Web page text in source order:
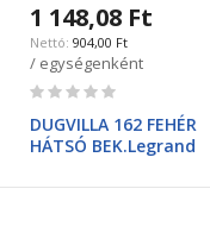
1 148,08 Ft
904,00 Ft
/ egységenként
Rating:
DUGVILLA 162 FEHÉR
HÁTSÓ BEK.Legrand